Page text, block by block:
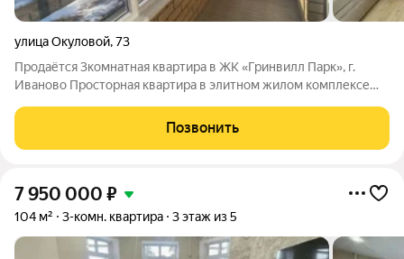
улица Окуловой,73
Продаётся 3комнатная квартира в ЖК «Гринвилл Парк», г.
Иваново Просторная квартира в элитном жилом комплексе
безопасность. Основные характеристики: Адрес: г. Иваново,
ЖК «Гринвилл Парк». Тип
Позвонить
7 950 000 ₽
104 м² 3-комн. квартира 3 этаж из 5